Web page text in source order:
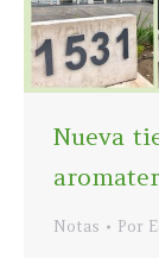
Nueva
Notas Por